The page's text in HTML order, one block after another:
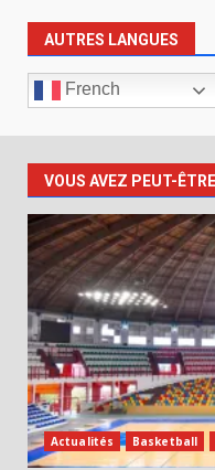
AUTRES LANGUES
French
VOUS AVEZ PEUT-
Actualités Basketball